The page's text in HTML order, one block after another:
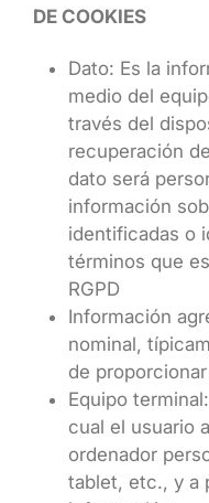
DE COOKIES
Dato: Es la
medio del
través del
recuperación
dato será
información
identificadas o
términos que
RGPD
Información
nominal,
de
Equipo
cual el usuario
ordenador
tablet, etc., y a